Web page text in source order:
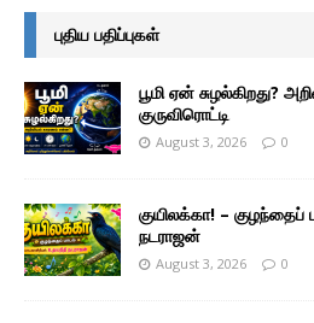
புதிய பதிப்புகள்
பூமி ஏன் சுழல்கிறது?
குருவிரொட்டி
August 3, 2026 0
குயிலக்கா! – குழந்தைப்
நடராஜன்
August 3, 2026 0